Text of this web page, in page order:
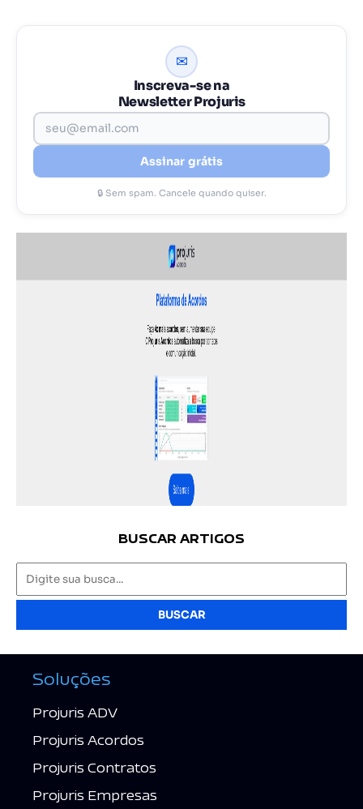
✉
Inscreva-se na
Newsletter Projuris
Assinar grátis
🔒 Sem spam. Cancele quando quiser.
BUSCAR ARTIGOS
BUSCAR
Soluções
Projuris ADV
Projuris Acordos
Projuris Contratos
Projuris Empresas